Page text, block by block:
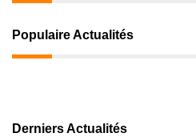
Populaire Actualités
Derniers Actualités